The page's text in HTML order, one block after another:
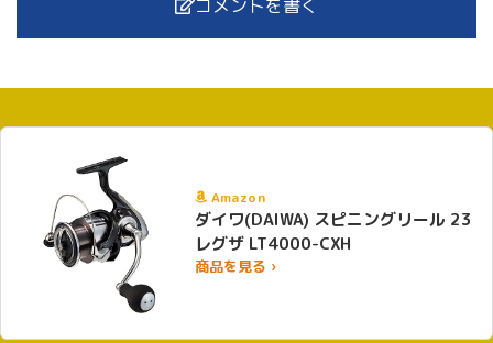
コメントを書く
Amazon
ダイワ(DAIWA) スピニングリール 23
レグザ LT4000-CXH
商品を見る ›